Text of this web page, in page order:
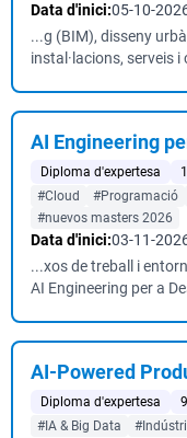
Data d'inici:05-10-
...g (BIM), disseny
instal·lacions, serveis i
AI Engineering
Diploma d'expertesa
#Cloud
#Programació
#nuevos masters 2026
Data d'inici:03-11-
...xos de treball i
AI Engineering per a
AI-Powered
Diploma d'expertesa
#IA & Big Data